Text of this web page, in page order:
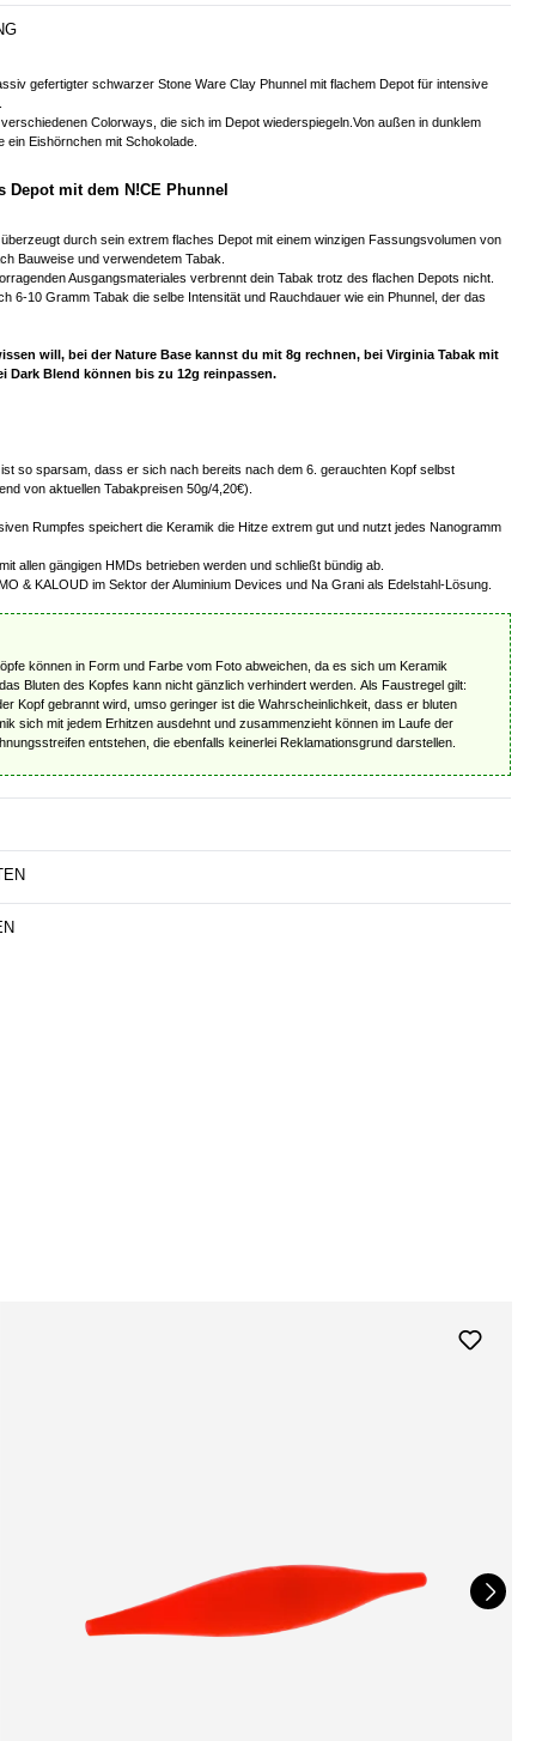
gefertigter schwarzer Stone Ware Clay Phunnel mit flachem Depot für intensive
Colorways, die sich im Depot wiederspiegeln.Von außen in dunklem
ein Eishörnchen mit Schokolade.
Depot mit dem N!CE Phunnel
durch sein extrem flaches Depot mit einem winzigen Fassungsvolumen von
Bauweise und verwendetem Tabak.
Ausgangsmateriales verbrennt dein Tabak trotz des flachen Depots nicht.
6-10 Gramm Tabak die selbe Intensität und Rauchdauer wie ein Phunnel, der das
will, bei der Nature Base kannst du mit 8g rechnen, bei Virginia Tabak mit
Dark Blend können bis zu 12g reinpassen.
so sparsam, dass er sich nach bereits nach dem 6. gerauchten Kopf selbst
von aktuellen Tabakpreisen 50g/4,20€).
Rumpfes speichert die Keramik die Hitze extrem gut und nutzt jedes Nanogramm
allen gängigen HMDs betrieben werden und schließt bündig ab.
& KALOUD im Sektor der Aluminium Devices und Na Grani als Edelstahl-Lösung.
können in Form und Farbe vom Foto abweichen, da es sich um Keramik
Bluten des Kopfes kann nicht gänzlich verhindert werden. Als Faustregel gilt:
Kopf gebrannt wird, umso geringer ist die Wahrscheinlichkeit, dass er bluten
sich mit jedem Erhitzen ausdehnt und zusammenzieht können im Laufe der
entstehen, die ebenfalls keinerlei Reklamationsgrund darstellen.